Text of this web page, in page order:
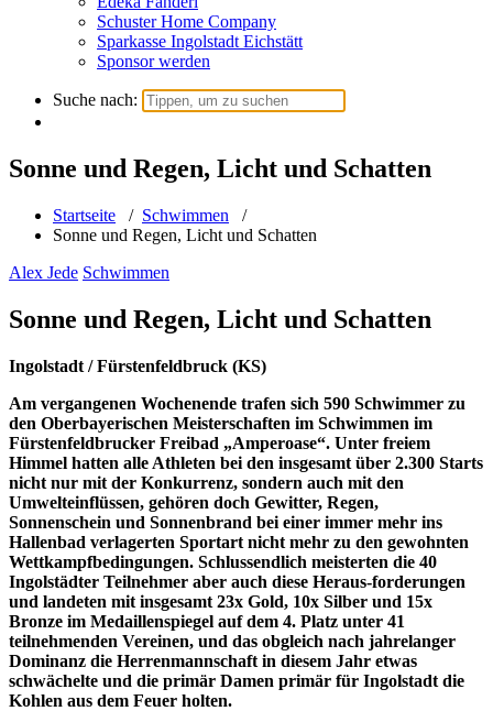
Schuster Home Company
Sparkasse Ingolstadt Eichstätt
Sponsor werden
Suche nach:
Sonne und Regen, Licht und Schatten
Startseite / Schwimmen /
Sonne und Regen, Licht und Schatten
Alex Jede Schwimmen
Sonne und Regen, Licht und Schatten
Ingolstadt / Fürstenfeldbruck (KS)
Am vergangenen Wochenende trafen sich 590 Schwimmer zu
den Oberbayerischen Meisterschaften im Schwimmen im
Fürstenfeldbrucker Freibad „Amperoase“. Unter freiem
Himmel hatten alle Athleten bei den insgesamt über 2.300 Starts
nicht nur mit der Konkurrenz, sondern auch mit den
Umwelteinflüssen, gehören doch Gewitter, Regen,
Sonnenschein und Sonnenbrand bei einer immer mehr ins
Hallenbad verlagerten Sportart nicht mehr zu den gewohnten
Wettkampfbedingungen. Schlussendlich meisterten die 40
Ingolstädter Teilnehmer aber auch diese Heraus-forderungen
und landeten mit insgesamt 23x Gold, 10x Silber und 15x
Bronze im Medaillenspiegel auf dem 4. Platz unter 41
teilnehmenden Vereinen, und das obgleich nach jahrelanger
Dominanz die Herrenmannschaft in diesem Jahr etwas
schwächelte und die primär Damen primär für Ingolstadt die
Kohlen aus dem Feuer holten.